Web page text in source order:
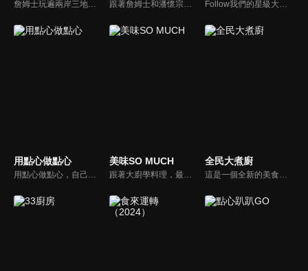
用點心做點心
用點心做點心，自己動手最開心！全台唯一以點心烘焙為主題的電視節目，邀請熱愛烘焙料理的你/妳，一起加入我們DIY各式各樣的點心。
美味SO MUCH
跟著大廚學料理，最強的料理小百科，美味SO MUCH！
全民大煮廚
這是一個全新的美食節目，將為您煮出台灣的好滋味，豐富、美味的畫面，傳遞「煮廚」對料理的用心，獨特的介紹方式，要你吃得更有創意、吃得更有趣！現今飲食已趨健康走向為主，「全民大煮廚」要用「輕食輕煙」讓你吃出健康與活力，並帶觀眾們從食材開始，想成為達人級的吃貨，走～我們從「煮」開始！